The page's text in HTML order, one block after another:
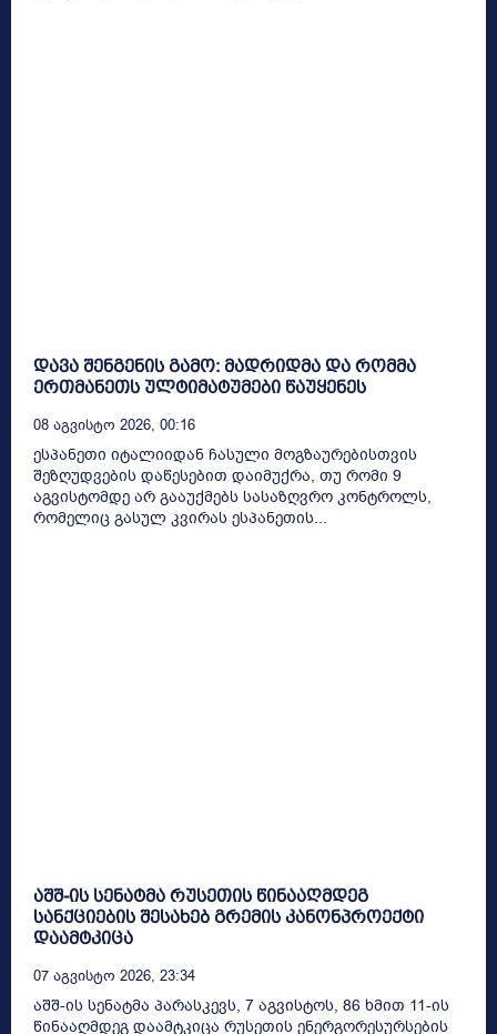
დავა შენგენის გამო: მადრიდმა და რომმა
ერთმანეთს ულტიმატუმები წაუყენეს
08 Აგვისტო 2026, 00:16
ესპანეთი იტალიიდან ჩასული მოგზაურებისთვის
შეზღუდვების დაწესებით დაიმუქრა, თუ რომი 9
აგვისტომდე არ გააუქმებს სასაზღვრო კონტროლს,
რომელიც გასულ კვირას ესპანეთის...
აშშ-ის სენატმა რუსეთის წინააღმდეგ
სანქციების შესახებ გრემის კანონპროექტი
დაამტკიცა
07 Აგვისტო 2026, 23:34
აშშ-ის სენატმა პარასკევს, 7 აგვისტოს, 86 ხმით 11-ის
წინააღმდეგ დაამტკიცა რუსეთის ენერგორესურსების